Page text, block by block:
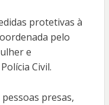
protetivas à
pelo
e
Civil.
presas,